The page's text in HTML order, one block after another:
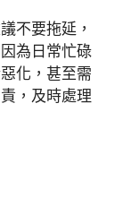
不要拖延，
為日常忙碌
化，甚至需
，及時處理